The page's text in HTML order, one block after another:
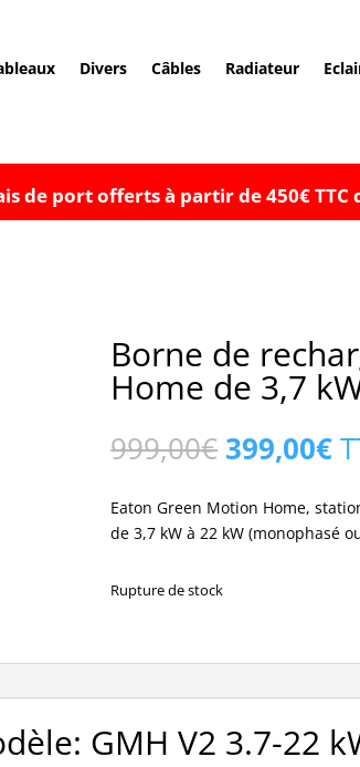
Divers Câbles Radiateur
de port offerts à partir de 450€ TTC
Borne de
Home de 3,7
999,00€ Le
prix
initial
était :
999,00€.
399,00€
Eaton Green Motion Home,
de 3,7 kW à 22 kW (monophasé
Rupture de stock
GMH V2 3.7-22